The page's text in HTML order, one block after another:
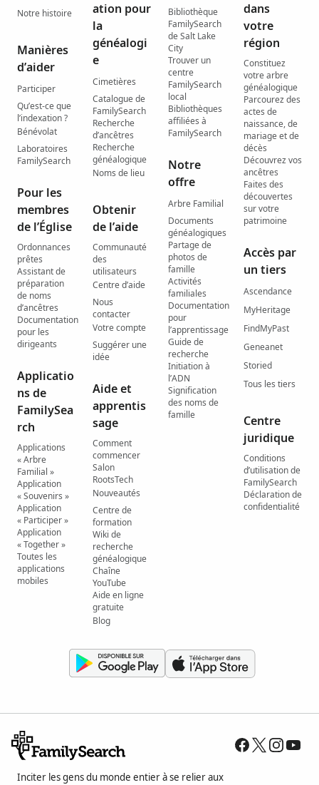
Notre histoire
Manières
d’aider
Participer
Qu’est-ce que
l’indexation ?
Bénévolat
Laboratoires
FamilySearch
Pour les
membres
de l’Église
Ordonnances
prêtes
Assistant de
préparation
de noms
d’ancêtres
Documentation
pour les
dirigeants
Applicatio
ns de
FamilySea
rch
Applications
« Arbre
Familial »
Application
« Souvenirs »
Application
« Participer »
Application
« Together »
Toutes les
applications
mobiles
ation pour
la
généalogi
e
Cimetières
Catalogue de
FamilySearch
Recherche
d’ancêtres
Recherche
généalogique
Noms de lieu
Obtenir
de l’aide
Communauté
des
utilisateurs
Centre d’aide
Nous
contacter
Votre compte
Suggérer une
idée
Aide et
apprentis
sage
Comment
commencer
Salon
RootsTech
Nouveautés
Centre de
formation
Wiki de
recherche
généalogique
Chaîne
YouTube
Aide en ligne
gratuite
Blog
Bibliothèque
FamilySearch
de Salt Lake
City
Trouver un
centre
FamilySearch
local
Bibliothèques
affiliées à
FamilySearch
Notre
offre
Arbre Familial
Documents
généalogiques
Partage de
photos de
famille
Activités
familiales
Documentation
pour
l’apprentissage
Guide de
recherche
Initiation à
l’ADN
Signification
des noms de
famille
dans
votre
région
Constituez
votre arbre
généalogique
Parcourez des
actes de
naissance, de
mariage et de
décès
Découvrez vos
ancêtres
Faites des
découvertes
sur votre
patrimoine
Accès par
un tiers
Ascendance
MyHeritage
FindMyPast
Geneanet
Storied
Tous les tiers
Centre
juridique
Conditions
d’utilisation de
FamilySearch
Déclaration de
confidentialité
Inciter les gens du monde entier à se relier aux